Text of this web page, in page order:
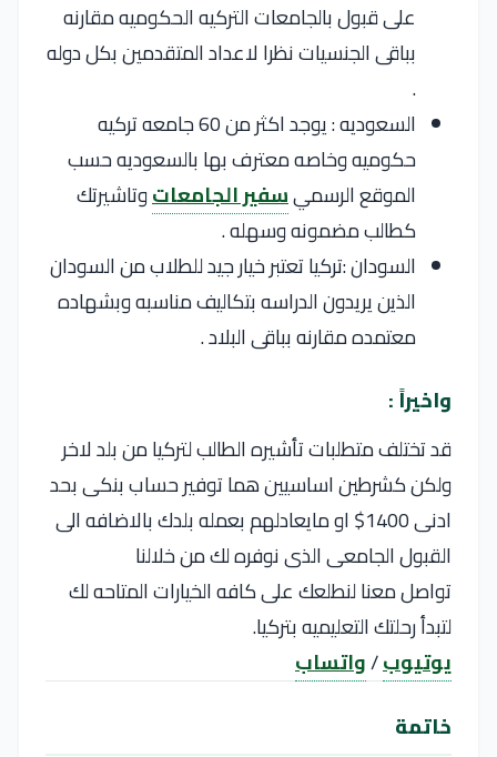
على قبول بالجامعات التركيه الحكوميه مقارنه
بباقى الجنسيات نظرا لاعداد المتقدمين بكل دوله
.
السعوديه : يوجد اكثر من 60 جامعه تركيه
حكوميه وخاصه معترف بها بالسعوديه حسب
الموقع الرسميسفير الجامعاتوتاشيرتك
كطالب مضمونه وسهله .
السودان :تركيا تعتبر خيار جيد للطلاب من السودان
الذين يريدون الدراسه بتكاليف مناسبه وبشهاده
معتمده مقارنه بباقى البلاد .
واخيراً :
قد تختلف متطلبات تأشيره الطالب لتركيا من بلد لاخر
ولكن كشرطين اساسيين هما توفير حساب بنكى بحد
ادنى 1400$ او مايعادلهم بعمله بلدك بالاضافه الى
القبول الجامعى الذى نوفره لك من خلالنا
تواصل معنا لنطلعك على كافه الخيارات المتاحه لك
لتبدأ رحلتك التعليميه بتركيا.
يوتيوب/واتساب
خاتمة